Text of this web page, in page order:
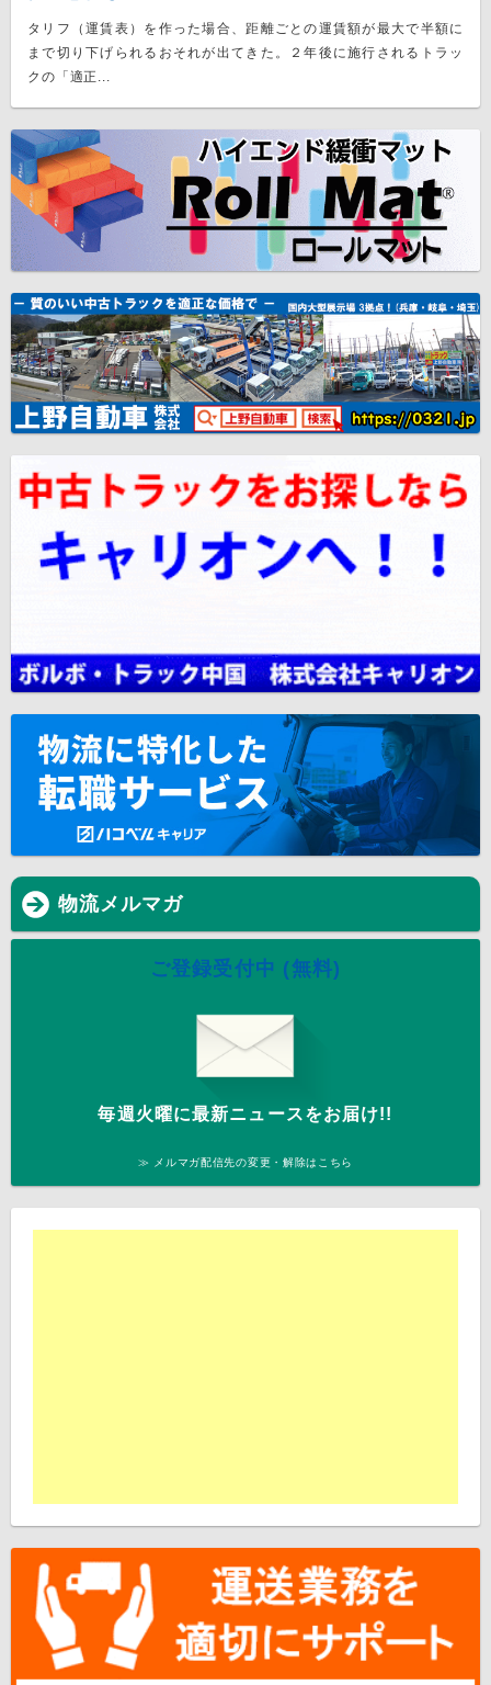
タリフ（運賃表）を作った場合、距離ごとの運賃額が最大で半額に
まで切り下げられるおそれが出てきた。２年後に施行されるトラッ
クの「適正...
物流メルマガ
ご登録受付中 (無料)
毎週火曜に最新ニュースをお届け!!
≫ メルマガ配信先の変更・解除はこちら